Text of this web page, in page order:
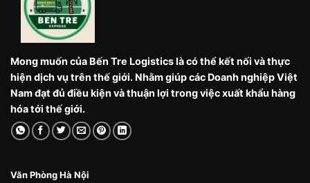
Mong muốn của Bến Tre Logistics là có thể kết nối và thực
hiện dịch vụ trên thế giới. Nhằm giúp các Doanh nghiệp Việt
Nam đạt đủ điều kiện và thuận lợi trong việc xuất khẩu hàng
hóa tới thế giới.
Văn Phòng Hà Nội